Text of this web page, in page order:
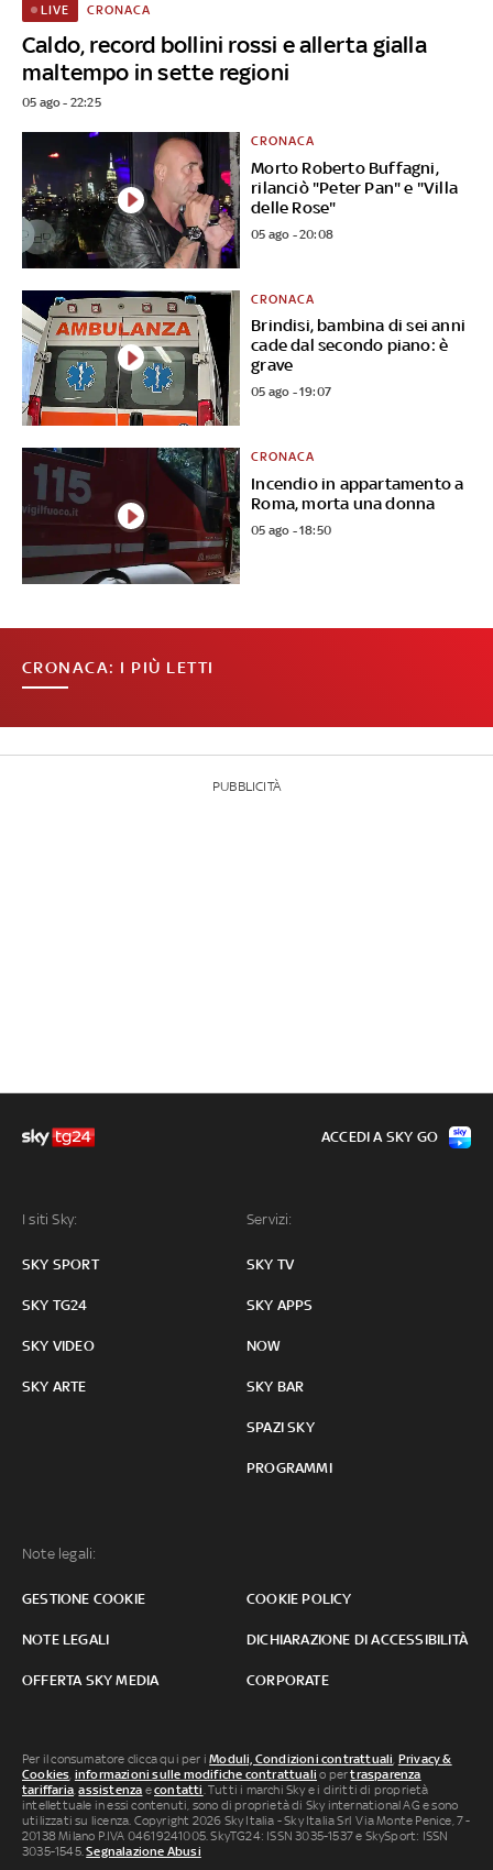
Caldo, record bollini rossi e allerta gialla
maltempo in sette regioni
LIVE CRONACA
05 ago - 22:25
Morto Roberto Buffagni,
rilanciò "Peter Pan" e "Villa
delle Rose"
CRONACA
05 ago - 20:08
Brindisi, bambina di sei anni
cade dal secondo piano: è
grave
CRONACA
05 ago - 19:07
Incendio in appartamento a
Roma, morta una donna
CRONACA
05 ago - 18:50
CRONACA: I PIÙ LETTI
PUBBLICITÀ
I siti Sky:
SKY SPORT
SKY TG24
SKY VIDEO
SKY ARTE
Servizi:
SKY TV
SKY APPS
NOW
SKY BAR
SPAZI SKY
PROGRAMMI
Note legali:
GESTIONE COOKIE COOKIE POLICY
NOTE LEGALI DICHIARAZIONE DI ACCESSIBILITÀ
OFFERTA SKY MEDIA CORPORATE
ACCEDI A SKY GO
Per il consumatore clicca qui per iModuli, Condizioni contrattuali, Privacy &
Cookies, informazioni sulle modifiche contrattuali o pertrasparenza
tariffaria,assistenza econtatti. Tutti i marchi Sky e i diritti di proprietà
intellettuale in essi contenuti, sono di proprietà di Sky international AG e sono
utilizzati su licenza. Copyright 2026 Sky Italia - Sky Italia Srl Via Monte Penice, 7 -
20138 Milano P.IVA 04619241005. SkyTG24: ISSN 3035-1537 e SkySport: ISSN
3035-1545.Segnalazione Abusi